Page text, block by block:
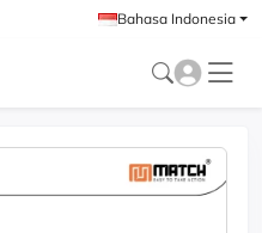
Bahasa Indonesia